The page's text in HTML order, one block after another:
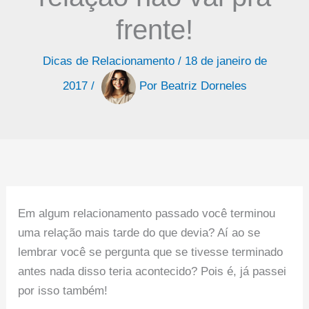
frente!
Dicas de Relacionamento/ 18 de janeiro de
2017 / Por Beatriz Dorneles
Em algum relacionamento passado você terminou
uma relação mais tarde do que devia? Aí ao se
lembrar você se pergunta que se tivesse terminado
antes nada disso teria acontecido? Pois é, já passei
por isso também!